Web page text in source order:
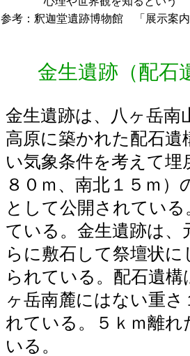
参考：釈迦堂遺跡博物館 「展示案
金生遺跡 （配石
金生遺跡は、八ヶ岳南
高原に築かれた配石遺
い気象条件を考えて埋
８０ｍ、南北１５ｍ
として公開されてい
ている。金生遺跡は、
らに敷石して祭壇状
られている。配石遺
ヶ岳南麓にはない重
れている。５ｋｍ離
いる。